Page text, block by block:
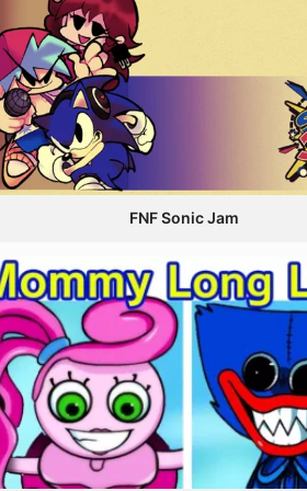
FNF Sonic Jam